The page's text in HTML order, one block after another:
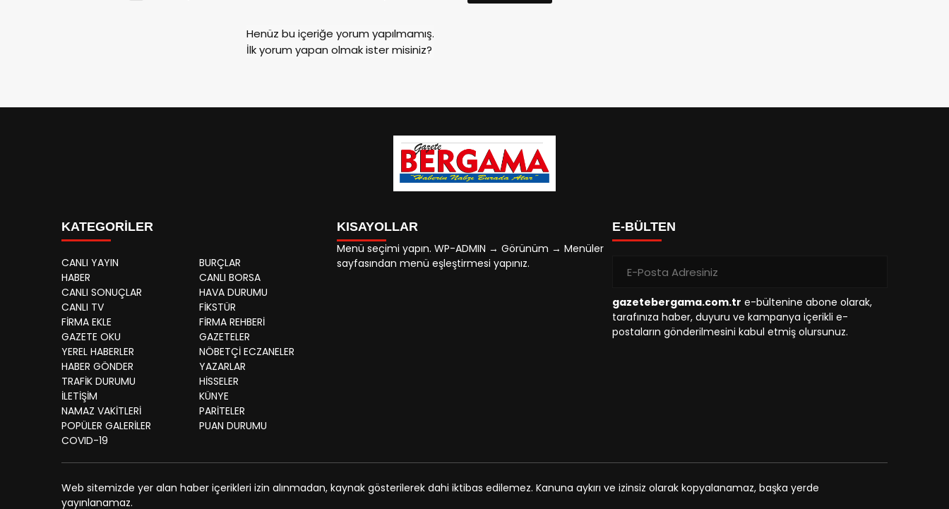
Henüz bu içeriğe yorum yapılmamış.
İlk yorum yapan olmak ister misiniz?
KATEGORİLER
CANLI YAYIN
BURÇLAR
HABER
CANLI BORSA
CANLI SONUÇLAR
HAVA DURUMU
CANLI TV
FİKSTÜR
FİRMA EKLE
FİRMA REHBERİ
GAZETE OKU
GAZETELER
YEREL HABERLER
NÖBETÇİ ECZANELER
HABER GÖNDER
YAZARLAR
TRAFİK DURUMU
HİSSELER
İLETİŞİM
KÜNYE
NAMAZ VAKİTLERİ
PARİTELER
POPÜLER GALERİLER
PUAN DURUMU
COVID-19
KISAYOLLAR
Menü seçimi yapın. WP-ADMIN → Görünüm → Menüler
sayfasından menü eşleştirmesi yapınız.
E-BÜLTEN
gazetebergama.com.tr e-bültenine abone olarak,
tarafınıza haber, duyuru ve kampanya içerikli e-
postaların gönderilmesini kabul etmiş olursunuz.
Web sitemizde yer alan haber içerikleri izin alınmadan, kaynak gösterilerek dahi iktibas edilemez. Kanuna aykırı ve izinsiz olarak kopyalanamaz, başka yerde
yayınlanamaz.